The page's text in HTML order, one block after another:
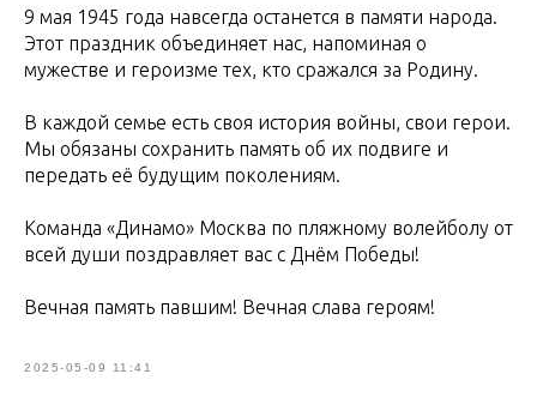
9 мая 1945 года навсегда останется в памяти народа.
Этот праздник объединяет нас, напоминая о
мужестве и героизме тех, кто сражался за Родину.
В каждой семье есть своя история войны, свои герои.
Мы обязаны сохранить память об их подвиге и
передать её будущим поколениям.
Команда «Динамо» Москва по пляжному волейболу от
всей души поздравляет вас с Днём Победы!
Вечная память павшим! Вечная слава героям!
2025-05-09 11:41